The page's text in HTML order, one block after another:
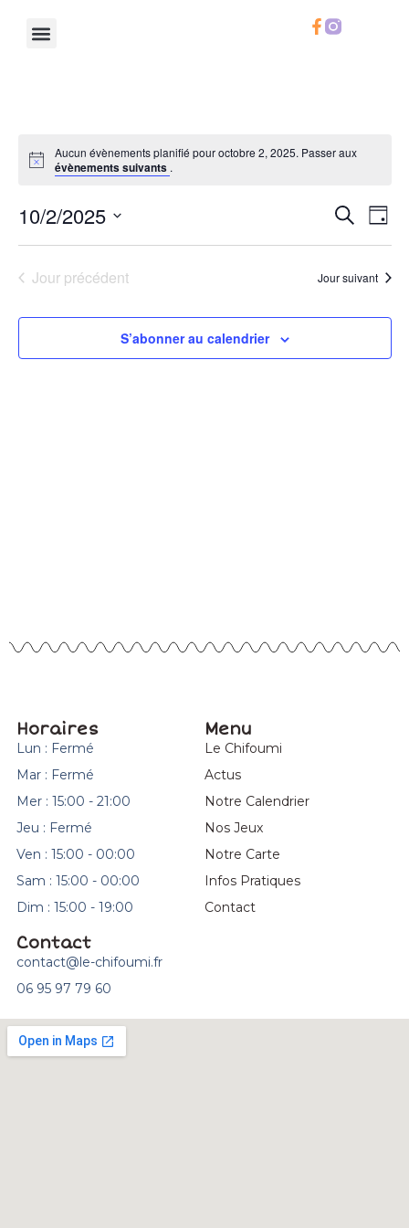
Aucun évènements planifié pour octobre 2, 2025. Passer aux
évènements suivants .
et
de
vues
Recherche
de
Jour
10/2/2025
une
Jour précédent Jour suivant
S’abonner au calendrier
Horaires
Lun : Fermé
Mar : Fermé
Mer : 15:00 - 21:00
Jeu : Fermé
Ven : 15:00 - 00:00
Sam : 15:00 - 00:00
Dim : 15:00 - 19:00
Menu
Le Chifoumi
Actus
Notre Calendrier
Nos Jeux
Notre Carte
Infos Pratiques
Contact
Contact
contact@le-chifoumi.fr
06 95 97 79 60